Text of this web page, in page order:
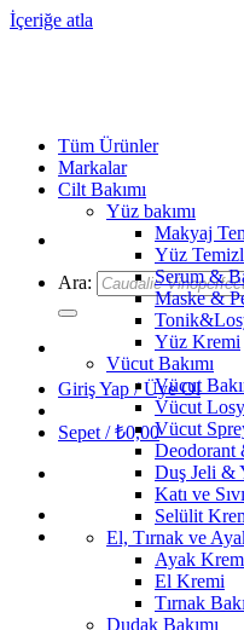
İçeriğe atla
Ara:
Giriş Yap / Üye Ol
Sepet /₺0,00
Tüm Ürünler
Markalar
Cilt Bakımı
Yüz bakımı
Makyaj
Yüz
Serum &
Maske &
Yüz Kremi
Vücut Bakımı
Vücut
Vücut
Vücut
Deodorant
Duş Jeli &
Katı ve
Selülit
El, Tırnak ve
Ayak
El Kremi
Tırnak
Dudak Bakımı